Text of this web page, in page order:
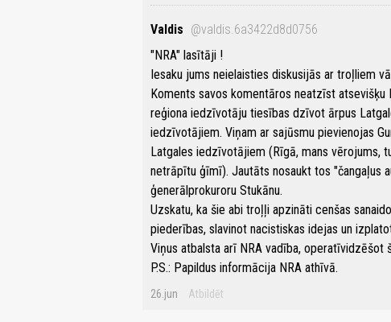
Valdis @valdis.6a3422d8d0756
"NRA" lasītāji !
Iesaku jums neielaisties diskusijās ar troļliem
Koments savos komentāros neatzīst
reģiona iedzīvotāju tiesības dzīvot ārpus
iedzīvotājiem. Viņam ar sajūsmu pievienojas
Latgales iedzīvotājiem (Rīgā, mans vērojums,
netrāpītu ģīmī). Jautāts nosaukt tos "čangaļus
ģenerālprokuroru Stukānu.
Uzskatu, ka šie abi troļļi apzināti cenšas
piederības, slavinot nacistiskas idejas un
Viņus atbalsta arī NRA vadība, operatīvidzēšot
P.S.: Papildus informācija NRA athīvā.
26.jun Atbildēt